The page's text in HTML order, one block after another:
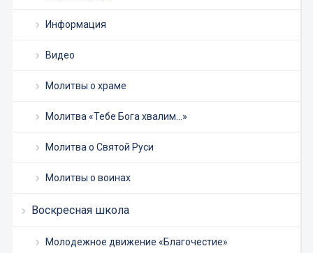
Информация
Видео
Молитвы о храме
Молитва «Тебе Бога хвалим…»
Молитва о Святой Руси
Молитвы о воинах
Воскресная школа
Молодежное движение «Благочестие»